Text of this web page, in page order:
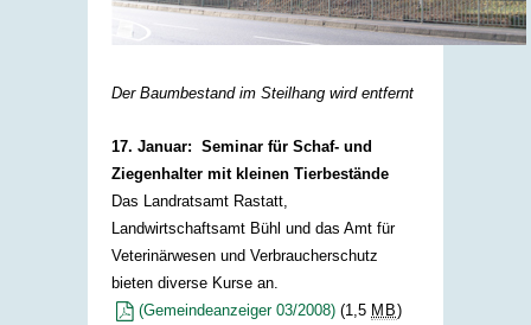
Der Baumbestand im Steilhang wird entfernt
17. Januar: Seminar für Schaf- und
Ziegenhalter mit kleinen Tierbestände
Das Landratsamt Rastatt,
Landwirtschaftsamt Bühl und das Amt für
Veterinärwesen und Verbraucherschutz
bieten diverse Kurse an.
(Gemeindeanzeiger 03/2008) (1,5 MB)